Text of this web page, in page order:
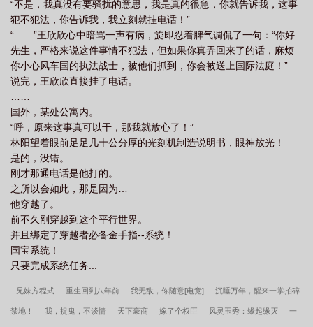
“不是，我真没有要骚扰的意思，我是真的很急，你就告诉我，这事
犯不犯法，你告诉我，我立刻就挂电话！”
“……”王欣欣心中暗骂一声有病，旋即忍着脾气调侃了一句：“你好
先生，严格来说这件事情不犯法，但如果你真弄回来了的话，麻烦
你小心风车国的执法战士，被他们抓到，你会被送上国际法庭！”
说完，王欣欣直接挂了电话。
国外，某处公寓内。
“呼，原来这事真可以干，那我就放心了！”
林阳望着眼前足足几十公分厚的光刻机制造说明书，眼神放光！
是的，没错。
刚才那通电话是他打的。
之所以会如此，那是因为…
他穿越了。
前不久刚穿越到这个平行世界。
并且绑定了穿越者必备金手指--系统！
国宝系统！
只要完成系统任务...
兄妹方程式 重生回到八年前 我无敌，你随意[电竞] 沉睡万年，醒来一掌拍碎
禁地！ 我，捉鬼，不谈情 天下豪商 嫁了个权臣 风灵玉秀：缘起缘灭 一